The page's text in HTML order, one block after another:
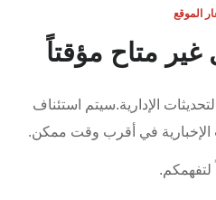
الموقع
غير متاح مؤقتاً
الإدارية.سيتم استئناف
الإخبارية في أقرب وقت ممكن.